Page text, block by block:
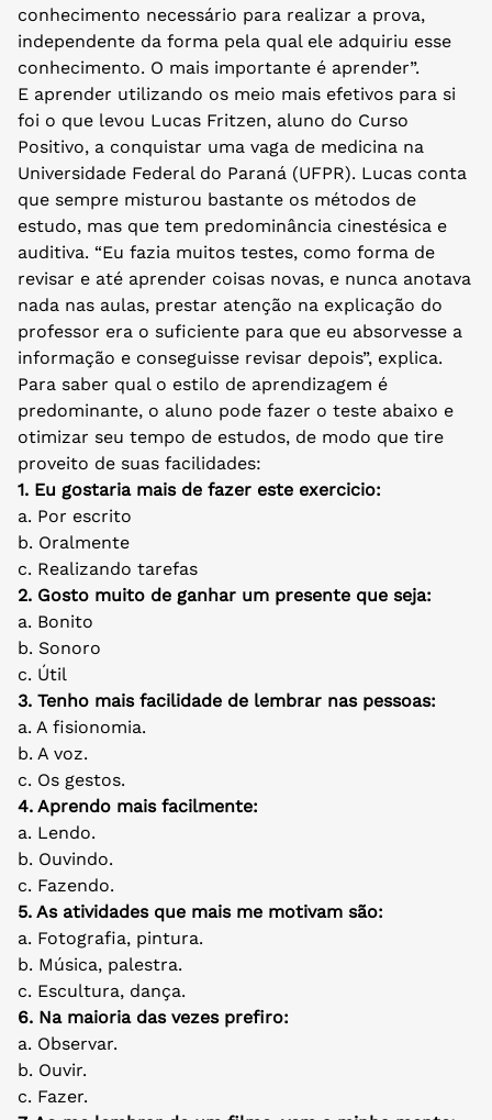
conhecimento necessário para realizar a prova,
independente da forma pela qual ele adquiriu esse
conhecimento. O mais importante é aprender”.
E aprender utilizando os meio mais efetivos para si
foi o que levou Lucas Fritzen, aluno do Curso
Positivo, a conquistar uma vaga de medicina na
Universidade Federal do Paraná (UFPR). Lucas conta
que sempre misturou bastante os métodos de
estudo, mas que tem predominância cinestésica e
auditiva. “Eu fazia muitos testes, como forma de
revisar e até aprender coisas novas, e nunca anotava
nada nas aulas, prestar atenção na explicação do
professor era o suficiente para que eu absorvesse a
informação e conseguisse revisar depois”, explica.
Para saber qual o estilo de aprendizagem é
predominante, o aluno pode fazer o teste abaixo e
otimizar seu tempo de estudos, de modo que tire
proveito de suas facilidades:
1. Eu gostaria mais de fazer este exercicio:
a. Por escrito
b. Oralmente
c. Realizando tarefas
2. Gosto muito de ganhar um presente que seja:
a. Bonito
b. Sonoro
c. Útil
3. Tenho mais facilidade de lembrar nas pessoas:
a. A fisionomia.
b. A voz.
c. Os gestos.
4. Aprendo mais facilmente:
a. Lendo.
b. Ouvindo.
c. Fazendo.
5. As atividades que mais me motivam são:
a. Fotografia, pintura.
b. Música, palestra.
c. Escultura, dança.
6. Na maioria das vezes prefiro:
a. Observar.
b. Ouvir.
c. Fazer.